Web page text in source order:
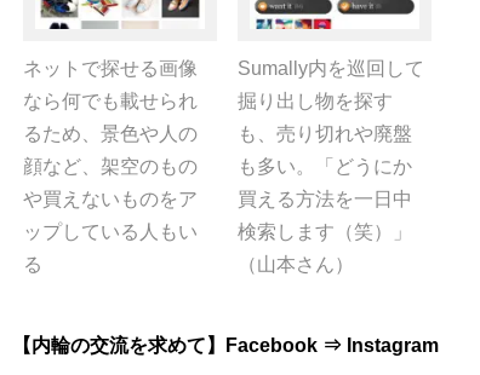
ネットで探せる画像
なら何でも載せられ
るため、景色や人の
顔など、架空のもの
や買えないものをア
ップしている人もい
る
Sumally内を巡回して
掘り出し物を探す
も、売り切れや廃盤
も多い。「どうにか
買える方法を一日中
検索します（笑）」
（山本さん）
【内輪の交流を求めて】Facebook ⇒ Instagram